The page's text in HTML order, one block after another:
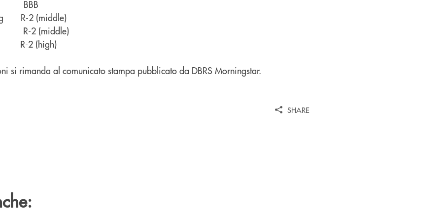
BBB
R-2 (middle)
R-2 (middle)
R-2 (high)
si rimanda al comunicato stampa pubblicato da DBRS Morningstar.
SHARE